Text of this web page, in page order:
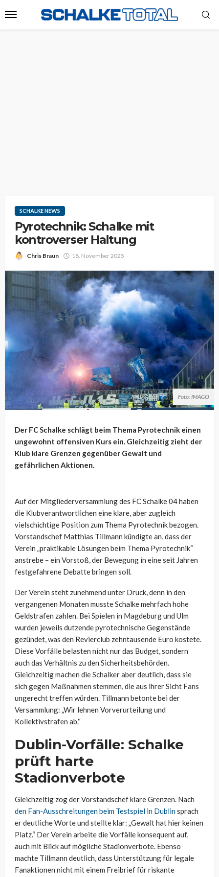
SCHALKE NEWS
Pyrotechnik: Schalke mit
kontroverser Haltung
Chris Braun 18. November 2025
Foto: IMAGO
Der FC Schalke schlägt beim Thema Pyrotechnik einen
ungewohnt offensiven Kurs ein. Gleichzeitig zieht der
Klub klare Grenzen gegenüber Gewalt und
gefährlichen Aktionen.
Auf der Mitgliederversammlung des FC Schalke 04 haben
die Klubverantwortlichen eine klare, aber zugleich
vielschichtige Position zum Thema Pyrotechnik bezogen.
Vorstandschef Matthias Tillmann kündigte an, dass der
Verein „praktikable Lösungen beim Thema Pyrotechnik“
anstrebe – ein Vorstoß, der Bewegung in eine seit Jahren
festgefahrene Debatte bringen soll.
Der Verein steht zunehmend unter Druck, denn in den
vergangenen Monaten musste Schalke mehrfach hohe
Geldstrafen zahlen. Bei Spielen in Magdeburg und Ulm
wurden jeweils dutzende pyrotechnische Gegenstände
gezündet, was den Revierclub zehntausende Euro kostete.
Diese Vorfälle belasten nicht nur das Budget, sondern
auch das Verhältnis zu den Sicherheitsbehörden.
Gleichzeitig machen die Schalker aber deutlich, dass sie
sich gegen Maßnahmen stemmen, die aus ihrer Sicht Fans
ungerecht treffen würden. Tillmann betonte bei der
Versammlung: „Wir lehnen Vorverurteilung und
Kollektivstrafen ab.“
Dublin-Vorfälle: Schalke
prüft harte
Stadionverbote
Gleichzeitig zog der Vorstandschef klare Grenzen. Nach
den Fan-Ausschreitungen beim Testspiel in Dublinsprach
er deutliche Worte und stellte klar: „Gewalt hat hier keinen
Platz.“ Der Verein arbeite die Vorfälle konsequent auf,
auch mit Blick auf mögliche Stadionverbote. Ebenso
machte Tillmann deutlich, dass Unterstützung für legale
Fanaktionen nicht mit einem Freibrief für riskante